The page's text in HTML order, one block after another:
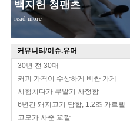
백지헌 청팬츠
read more
커뮤니티/이슈.유머
30년 전 30대
커피 가격이 수상하게 비싼 가게
시험치다가 무발기 사정함
6년간 돼지고기 담합, 1.2조 카르텔
고모가 사준 꼬깔